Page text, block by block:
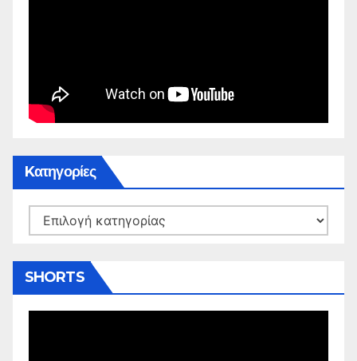
Kατηγορίες
Kατηγορίες
SHORTS